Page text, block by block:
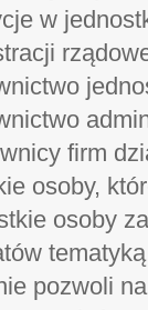
w
firm
osoby,
osoby
pozwoli